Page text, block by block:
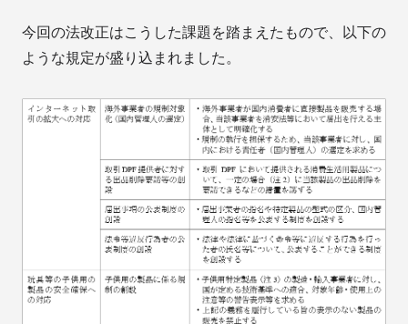
今回の法改正はこうした課題を踏まえたもので、以下の
ような規定が盛り込まれました。